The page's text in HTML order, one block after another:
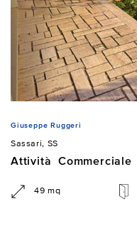
Giuseppe Ruggeri
Sassari, SS
Attività Commerciale
49 mq